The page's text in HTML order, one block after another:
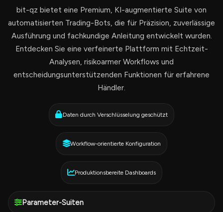
bit-qz bietet eine Premium, KI-augmentierte Suite von
automatisierten Trading-Bots, die für Präzision, zuverlässige
Ausführung und fachkundige Anleitung entwickelt wurden.
Entdecken Sie eine verfeinerte Plattform mit Echtzeit-
Analysen, risikoarmer Workflows und
entscheidungsunterstützenden Funktionen für erfahrene
Händler.
Daten durch Verschlüsselung geschützt
Workflow-orientierte Konfiguration
Produktionsbereite Dashboards
Parameter-Suiten